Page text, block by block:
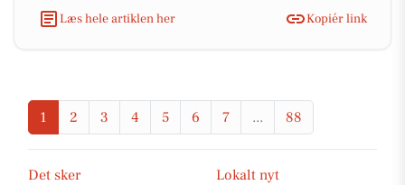
Læs hele artiklen her
Kopiér link
1 2 3 4 5 6 7 ... 88
Det sker
Lokalt nyt